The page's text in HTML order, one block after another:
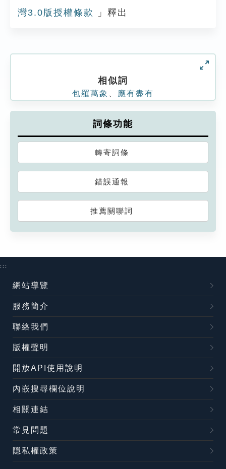
灣3.0版授權條款
」釋出
相似詞
包羅萬象 應有盡有
詞條功能
轉寄詞條
錯誤通報
推薦關聯詞
:::
網站導覽
服務簡介
聯絡我們
版權聲明
開放API使用說明
內嵌搜尋欄位說明
相關連結
常見問題
隱私權政策